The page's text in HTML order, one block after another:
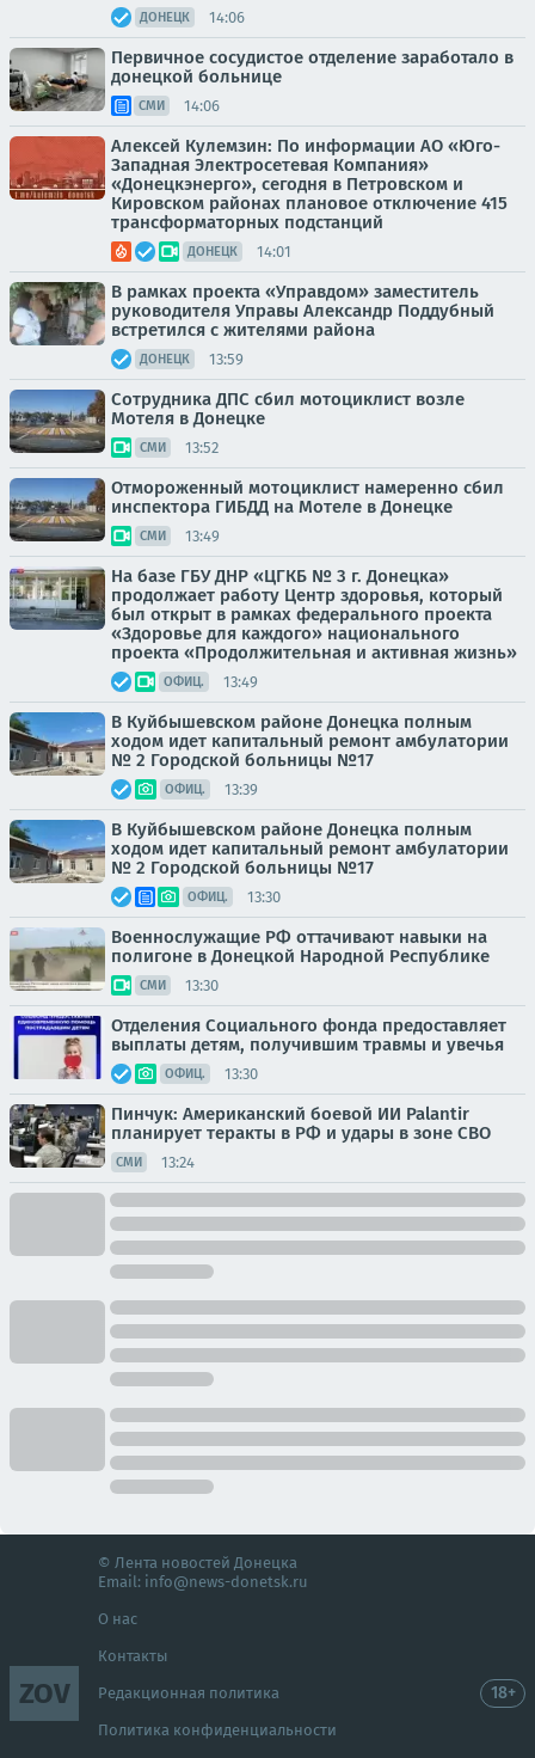
ДОНЕЦК 14:06
Первичное сосудистое отделение заработало в
донецкой больнице
СМИ 14:06
Алексей Кулемзин: По информации АО «Юго-
Западная Электросетевая Компания»
«Донецкэнерго», сегодня в Петровском и
Кировском районах плановое отключение 415
трансформаторных подстанций
ДОНЕЦК 14:01
В рамках проекта «Управдом» заместитель
руководителя Управы Александр Поддубный
встретился с жителями района
ДОНЕЦК 13:59
Сотрудника ДПС сбил мотоциклист возле
Мотеля в Донецке
СМИ 13:52
Отмороженный мотоциклист намеренно сбил
инспектора ГИБДД на Мотеле в Донецке
СМИ 13:49
На базе ГБУ ДНР «ЦГКБ № 3 г. Донецка»
продолжает работу Центр здоровья, который
был открыт в рамках федерального проекта
«Здоровье для каждого» национального
проекта «Продолжительная и активная жизнь»
ОФИЦ. 13:49
В Куйбышевском районе Донецка полным
ходом идет капитальный ремонт амбулатории
№ 2 Городской больницы №17
ОФИЦ. 13:39
В Куйбышевском районе Донецка полным
ходом идет капитальный ремонт амбулатории
№ 2 Городской больницы №17
ОФИЦ. 13:30
Военнослужащие РФ оттачивают навыки на
полигоне в Донецкой Народной Республике
СМИ 13:30
Отделения Социального фонда предоставляет
выплаты детям, получившим травмы и увечья
ОФИЦ. 13:30
Пинчук: Американский боевой ИИ Palantir
планирует теракты в РФ и удары в зоне СВО
СМИ 13:24
ZOV
© Лента новостей Донецка
Email: info@news-donetsk.ru
О нас
Контакты
Редакционная политика
Политика конфиденциальности
18+